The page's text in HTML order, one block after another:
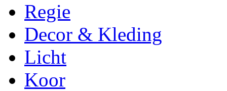
Regie
Decor & Kleding
Licht
Koor